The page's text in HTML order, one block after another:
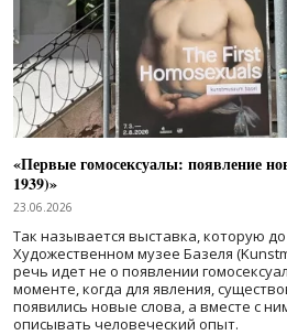
«Первые гомосексуалы: появление
1939)»
23.06.2026
Так называется выставка, которую
Художественном музее Базеля
речь идет не о появлении
моменте, когда для явления,
появились новые слова, а вместе с
описывать человеческий опыт.